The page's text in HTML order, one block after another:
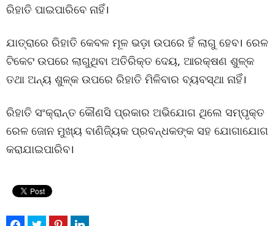
ରିହାତି ପାଇପାରିବେ ନାହିଁ।
ଯାତ୍ରାରେ ରିହାତି କେବଳ ମୂଳ ଭଡ଼ା ଉପରେ ହିଁ ଲାଗୁ ହେବ। ରେଳ
ଟିକେଟ ଉପରେ ଲାଗୁଥିବା ଅତିରିକ୍ତ ଦେୟ, ଆରକ୍ଷଣ ଶୁଳ୍କ
ତଥା ଅନ୍ୟ ଶୁଳ୍କ ଉପରେ ରିହାତି ମିଳିବାର ବ୍ୟବସ୍ଥା ନାହିଁ।
ରିହାତି ସଂକ୍ରାନ୍ତ କୌଣସି ପ୍ରକାର ଅଭିଯୋଗ ଥିଲେ ସମ୍ପୃକ୍ତ
ରେଳ ଜୋନ ମୁଖ୍ୟ ବାଣିଜ୍ୟିକ ପ୍ରବନ୍ଧକଙ୍କ ସହ ଯୋଗାଯୋଗ
କରାଯାଇପାରିବ।